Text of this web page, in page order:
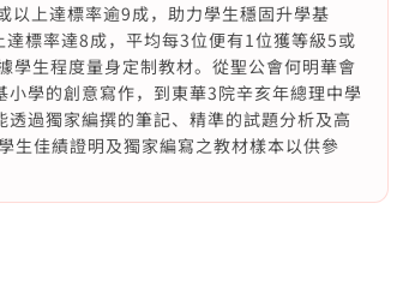
以上達標率逾9成，助力學生穩固升學基
標率達8成，平均每3位便有1位獲等級5或
學生程度量身定制教材。從聖公會何明華會
學的創意寫作，到東華3院辛亥年總理中學
過獨家編撰的筆記、精準的試題分析及高
生佳績證明及獨家編寫之教材樣本以供參